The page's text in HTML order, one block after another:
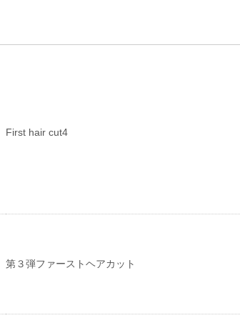
First hair cut4
第３弾ファーストヘアカット